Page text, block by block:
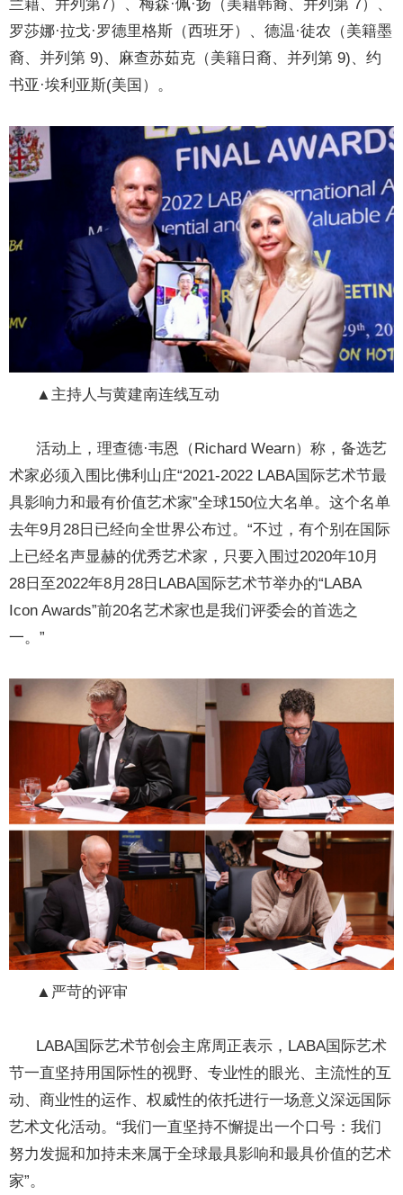
兰籍、并列第7）、梅森·佩·扬（美籍韩裔、并列第 7）、
罗莎娜·拉戈·罗德里格斯（西班牙）、德温·徒农（美籍墨
裔、并列第 9)、麻查苏茹克（美籍日裔、并列第 9)、约
书亚·埃利亚斯(美国）。
▲主持人与黄建南连线互动
活动上，理查德·韦恩（Richard Wearn）称，备选艺
术家必须入围比佛利山庄“2021-2022 LABA国际艺术节最
具影响力和最有价值艺术家”全球150位大名单。这个名单
去年9月28日已经向全世界公布过。“不过，有个别在国际
上已经名声显赫的优秀艺术家，只要入围过2020年10月
28日至2022年8月28日LABA国际艺术节举办的“LABA
Icon Awards”前20名艺术家也是我们评委会的首选之
一。”
▲严苛的评审
LABA国际艺术节创会主席周正表示，LABA国际艺术
节一直坚持用国际性的视野、专业性的眼光、主流性的互
动、商业性的运作、权威性的依托进行一场意义深远国际
艺术文化活动。“我们一直坚持不懈提出一个口号：我们
努力发掘和加持未来属于全球最具影响和最具价值的艺术
家”。